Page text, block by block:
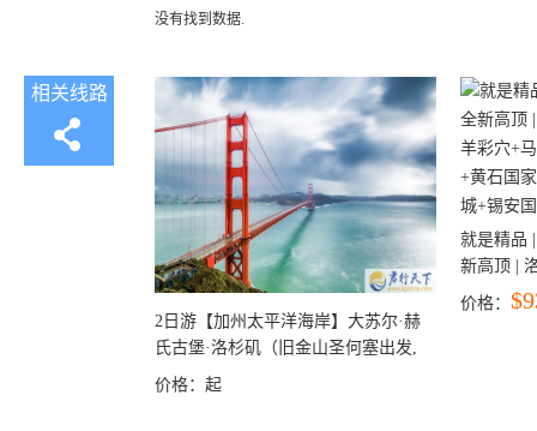
没有找到数据.
相关线路
2日游【加州太平洋海岸】大苏尔·赫
氏古堡·洛杉矶（旧金山圣何塞出发,
洛杉矶结束）
价格： 起
就是精品
新高顶 |
彩穴+马
价格：